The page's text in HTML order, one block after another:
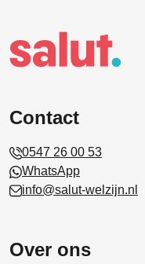
Contact
0547 26 00 53
WhatsApp
info@salut-welzijn.nl
Over ons